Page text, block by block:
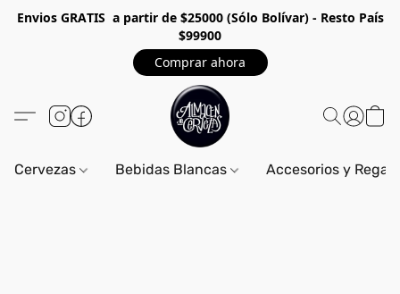
Envios GRATIS a partir de $25000 (Sólo Bolívar) - Resto País
$99900
Comprar ahora
Cervezas Bebidas Blancas Accesorios y